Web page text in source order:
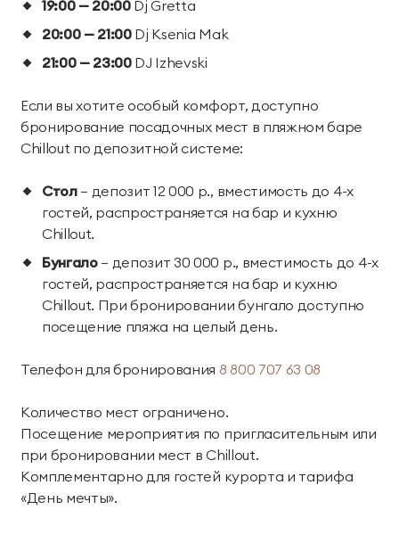
19:00 — 20:00Dj Gretta
20:00 — 21:00Dj Ksenia Mak
21:00 — 23:00DJ Izhevski
Если вы хотите особый комфорт, доступно
бронирование посадочных мест в пляжном баре
Chillout по депозитной системе:
Стол— депозит 12 000 р., вместимость до 4-х
гостей, распространяется на бар и кухню
Chillout.
Бунгало— депозит 30 000 р., вместимость до 4-х
гостей, распространяется на бар и кухню
Chillout. При бронировании бунгало доступно
посещение пляжа на целый день.
Телефон для бронирования 8 800 707 63 08
Количество мест ограничено.
Посещение мероприятия по пригласительным или
при бронировании мест в Chillout.
Комплементарно для гостей курорта и тарифа
«День мечты».
Дримвуд
Для детей
Развлекательный
Парк развлечений
«Дримвуд»
Пиратский галеон
«Полундра»
Номера для малышей Услуги няни
Детский клуб
День рождения для
детей
Спорт и активный отдых
Тренажерный зал Игровой зал
Фитнес студия Бассейны
Теннисные корты Падел
Императорские виллы
Семейные винные
виллы
Президентские
винные виллы
Размещение с
животными
СВЯЗАТЬСЯ В МЕССЕНДЖЕРЕ